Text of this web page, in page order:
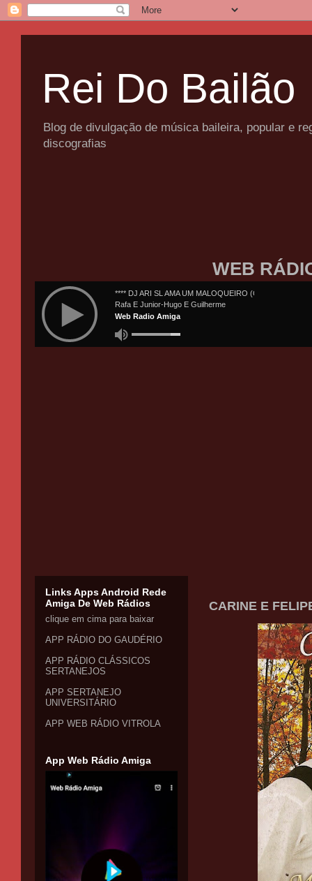
Rei Do Bailão
Blog de divulgação de música baileira, popular e
discografias
WEB
CARINE E
Links Apps Android Rede
Amiga De Web Rádios
clique em cima para baixar
APP RÁDIO DO GAUDÉRIO
APP RÁDIO CLÁSSICOS
SERTANEJOS
APP SERTANEJO
UNIVERSITÁRIO
APP WEB RÁDIO VITROLA
App Web Rádio Amiga